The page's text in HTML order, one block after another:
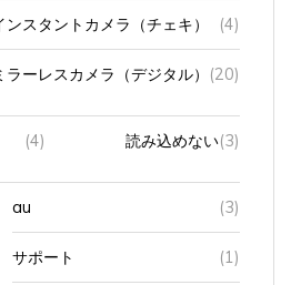
インスタントカメラ（チェキ） (4)
ミラーレスカメラ（デジタル） (20)
(4) 読み込めない (3)
(3)
サポート (1)